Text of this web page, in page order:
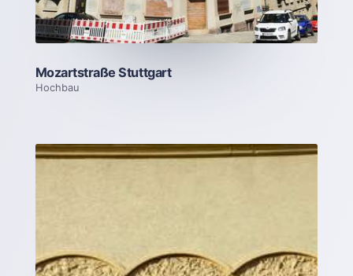
Mozartstraße Stuttgart
Hochbau